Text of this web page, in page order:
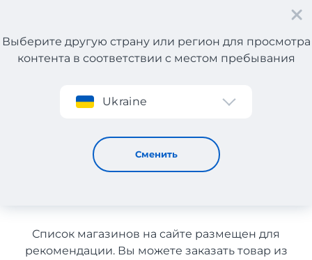
Регистрация
Выберите другую страну или регион для просмотра
контента в соответствии с местом пребывания
Ukraine
Сменить
Косметические аксессуары с Испании с доставкой в
Узбекистан
Косметические аксессуары с
Испании с доставкой в
Список магазинов на сайте размещен для
рекомендации. Вы можете заказать товар из